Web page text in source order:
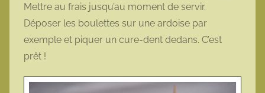
Mettre au frais jusqu’au moment de servir.
Déposer les boulettes sur une ardoise par
exemple et piquer un cure-dent dedans. C’est
prêt !